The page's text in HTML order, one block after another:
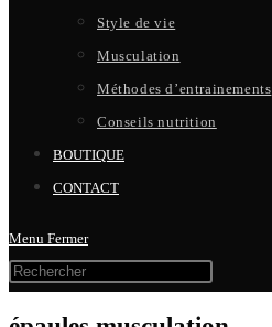
Style de vie
Musculation
Méthodes d’entrainements
Conseils nutrition
BOUTIQUE
CONTACT
Menu Fermer